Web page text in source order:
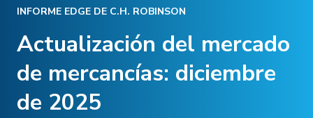
INFORME EDGE DE C.H. ROBINSON
Actualización del mercado
de mercancías: diciembre
de 2025